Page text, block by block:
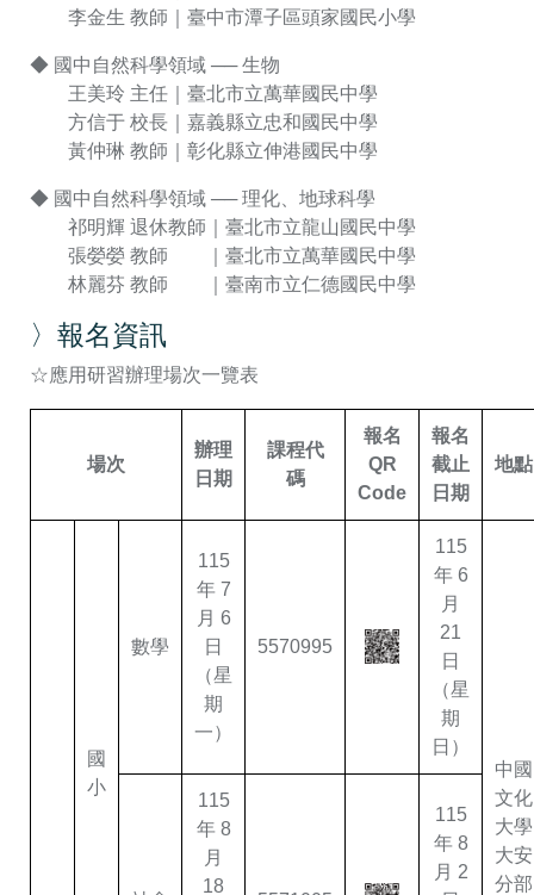
李金生 教師｜臺中市潭子區頭家國民小學
◆ 國中自然科學領域 ── 生物
王美玲 主任｜臺北市立萬華國民中學
方信于 校長｜嘉義縣立忠和國民中學
黃仲琳 教師｜彰化縣立伸港國民中學
◆ 國中自然科學領域 ── 理化、地球科學
祁明輝 退休教師｜臺北市立龍山國民中學
張嫈嫈 教師 ｜臺北市立萬華國民中學
林麗芬 教師 ｜臺南市立仁德國民中學
〉報名資訊
☆應用研習辦理場次一覽表
場次
辦理
日期
課程代
碼
報名
QR
Code
報名
截止
日期
地點
國
小
數學
115
年 7
月 6
日
（星
期
一）
5570995
115
年 6
月
21
日
（星
期
日）
中國
文化
大學
大安
分部
115
年 8
月
18
115
年 8
月 2